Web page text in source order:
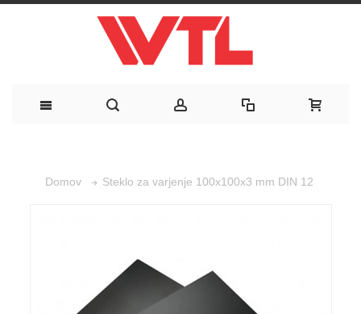
Domov Steklo za varjenje 100x100x3 mm DIN 12